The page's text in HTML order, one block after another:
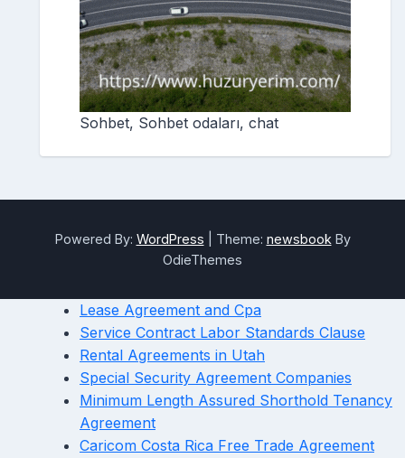
Sohbet, Sohbet odaları, chat
Powered By: WordPress Theme: newsbook By
OdieThemes
Lease Agreement and Cpa
Service Contract Labor Standards Clause
Rental Agreements in Utah
Special Security Agreement Companies
Minimum Length Assured Shorthold Tenancy
Agreement
Caricom Costa Rica Free Trade Agreement